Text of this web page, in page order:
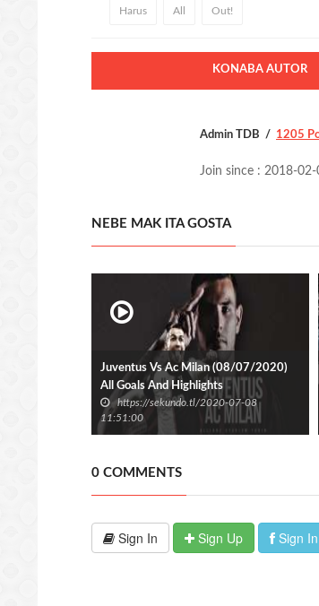
Harus All Out!
KONABA AUTOR
Admin TDB 1205
Join since : 2018-
NEBE MAK ITA GOSTA
Juventus Vs Ac Milan (08/07/2020)
All Goals And Highlights
https://sekundo.tl/2020-07-08
11:51:00
0 COMMENTS
Sign In Sign Up Sign